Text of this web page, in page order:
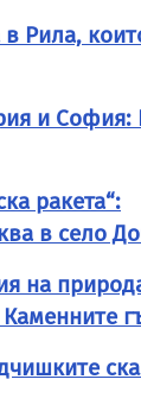
Рила,
и София:
ракета“:
в село
на